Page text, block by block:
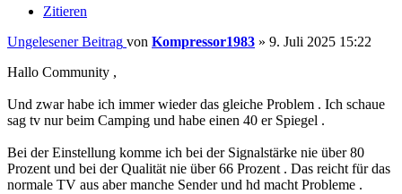
Zitieren
Ungelesener Beitrag von Kompressor1983 » 9. Juli 2025 15:22
Hallo Community ,
Und zwar habe ich immer wieder das gleiche Problem . Ich schaue
sag tv nur beim Camping und habe einen 40 er Spiegel .
Bei der Einstellung komme ich bei der Signalstärke nie über 80
Prozent und bei der Qualität nie über 66 Prozent . Das reicht für das
normale TV aus aber manche Sender und hd macht Probleme .